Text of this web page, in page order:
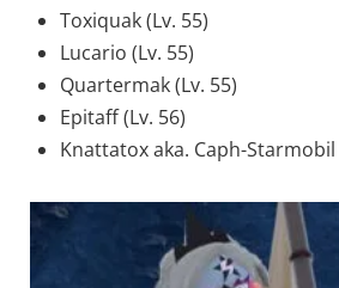
Toxiquak (Lv. 55)
Lucario (Lv. 55)
Quartermak (Lv. 55)
Epitaff (Lv. 56)
Knattatox aka. Caph-Starmobil